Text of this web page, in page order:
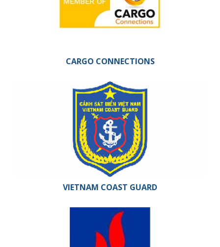
CARGO CONNECTIONS
VIETNAM COAST GUARD